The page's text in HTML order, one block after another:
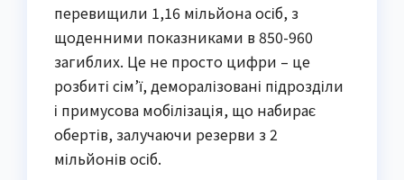
перевищили 1,16 мільйона осіб, з
щоденними показниками в 850-960
загиблих. Це не просто цифри – це
розбиті сім’ї, деморалізовані підрозділи
і примусова мобілізація, що набирає
обертів, залучаючи резерви з 2
мільйонів осіб.